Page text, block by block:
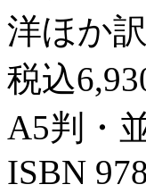
洋ほか訳
税込
A5判・
ISBN